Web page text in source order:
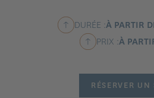
DURÉE :À PARTIR
PRIX :À
RÉSERVER UN